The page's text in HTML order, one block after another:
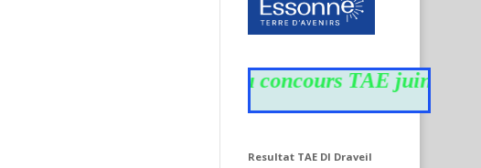
Résultats du concours TAE juin
Resultat TAE DI Draveil